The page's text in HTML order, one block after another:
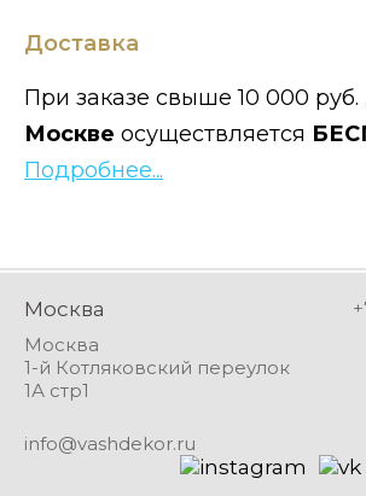
Доставка
При заказе свыше 10 000 руб.
Москве осуществляется
Подробнее...
Москва
Москва
1-й Котляковский переулок
1А стр1
info@vashdekor.ru